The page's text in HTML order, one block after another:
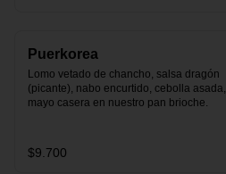
Puerkorea
Lomo vetado de chancho, salsa dragón
(picante), nabo encurtido, cebolla asada,
mayo casera en nuestro pan brioche.
$9.700